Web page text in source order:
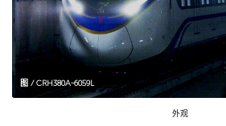
图 / CRH380A-6059L
外观